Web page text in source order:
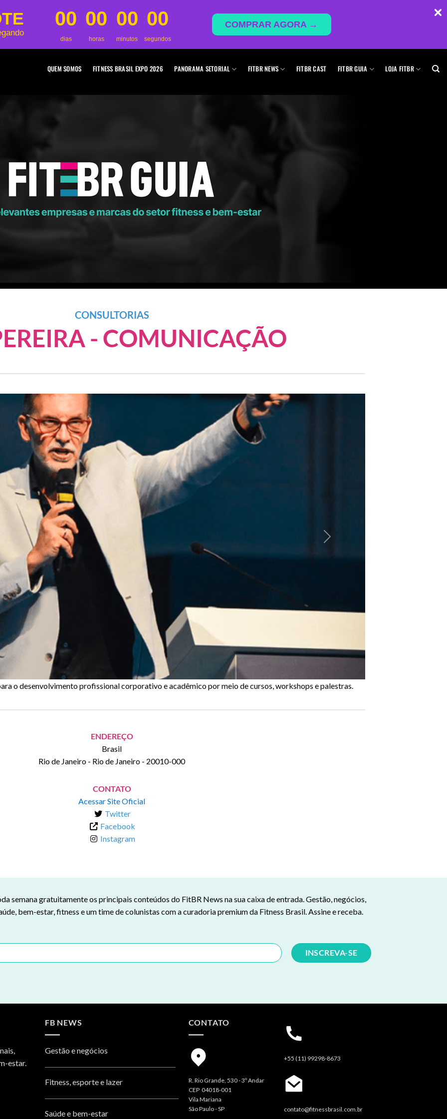
00
dias
00
horas
00
minutos
00
segundos
COMPRAR AGORA →
QUEM SOMOS FITNESS BRASIL EXPO 2026 PANORAMA SETORIAL FITBR NEWS FITBR CAST FITBR GUIA LOJA FITBR
CONSULTORIAS
- COMUNICAÇÃO
Próximo
o desenvolvimento profissional corporativo e acadêmico por meio de cursos, workshops e palestras.
ENDEREÇO
Brasil
Rio de Janeiro - Rio de Janeiro - 20010-000
CONTATO
Acessar Site Oficial
Twitter
Facebook
Instagram
semana gratuitamente os principais conteúdos do FitBR News na sua caixa de entrada. Gestão, negócios,
bem-estar, fitness e um time de colunistas com a curadoria premium da Fitness Brasil. Assine e receba.
estar.
FB NEWS
Gestão e negócios
Fitness, esporte e lazer
Saúde e bem-estar
CONTATO
R. Rio Grande, 530 - 3º Andar
CEP 04018-001
Vila Mariana
São Paulo - SP
+55 (11) 99298-8673
contato@fitnessbrasil.com.br